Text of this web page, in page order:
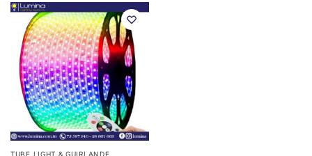
TUBE LIGHT & GUIRLANDE